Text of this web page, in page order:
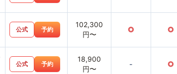
公式 予約
102,300
円〜
○ ○
公式 予約
18,900
円〜
- ○